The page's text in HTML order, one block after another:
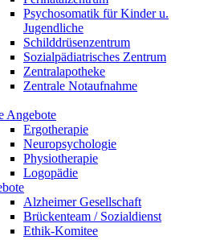
Psychosomatik für Kinder u.
Jugendliche
Schilddrüsenzentrum
Sozialpädiatrisches Zentrum
Zentralapotheke
Zentrale Notaufnahme
Angebote
Ergotherapie
Neuropsychologie
Physiotherapie
Logopädie
Alzheimer Gesellschaft
Brückenteam / Sozialdienst
Ethik-Komitee